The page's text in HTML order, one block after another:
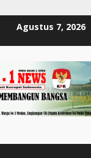
Agustus 7, 2026